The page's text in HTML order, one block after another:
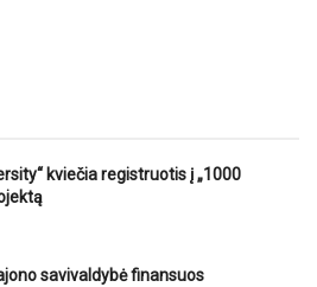
kviečia registruotis į „1000
savivaldybė finansuos